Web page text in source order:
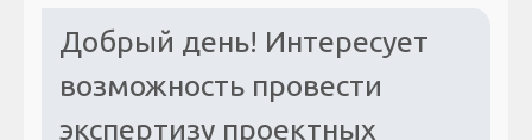
Добрый день! Интересует
возможность провести
экспертизу проектных